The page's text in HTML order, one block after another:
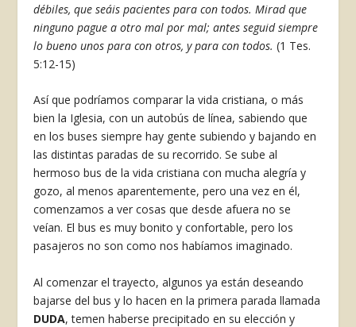
débiles, que seáis pacientes para con todos. Mirad que
ninguno pague a otro mal por mal; antes seguid siempre
lo bueno unos para con otros, y para con todos.(1 Tes.
5:12-15)
Así que podríamos comparar la vida cristiana, o más
bien la Iglesia, con un autobús de línea, sabiendo que
en los buses siempre hay gente subiendo y bajando en
las distintas paradas de su recorrido. Se sube al
hermoso bus de la vida cristiana con mucha alegría y
gozo, al menos aparentemente, pero una vez en él,
comenzamos a ver cosas que desde afuera no se
veían. El bus es muy bonito y confortable, pero los
pasajeros no son como nos habíamos imaginado.
Al comenzar el trayecto, algunos ya están deseando
bajarse del bus y lo hacen en la primera parada llamada
DUDA, temen haberse precipitado en su elección y